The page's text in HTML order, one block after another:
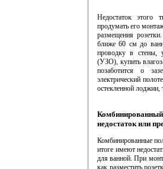
Недостаток этого
продумать его
размещения
ближе 60 см до
проводку в стены,
(УЗО), купить
позаботится о
электрический
остекленной лоджии,
недостаток или
Комбинированные
итоге имеют
для ванной. При
как разместить